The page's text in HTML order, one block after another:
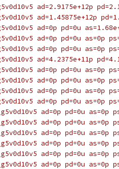
ad=2.9175e+12p
ad=1.45875e+12p
ad=0p pd=0u
ad=0p pd=0u as=0p
ad=0p pd=0u as=0p
ad=4.2375e+11p
ad=0p pd=0u as=0p
ad=0p pd=0u as=0p
ad=0p pd=0u as=0p
ad=0p pd=0u as=0p
ad=0p pd=0u as=0p
ad=0p pd=0u as=0p
ad=0p pd=0u as=0p
ad=0p pd=0u as=0p
ad=0p pd=0u as=0p
ad=0p pd=0u as=0p